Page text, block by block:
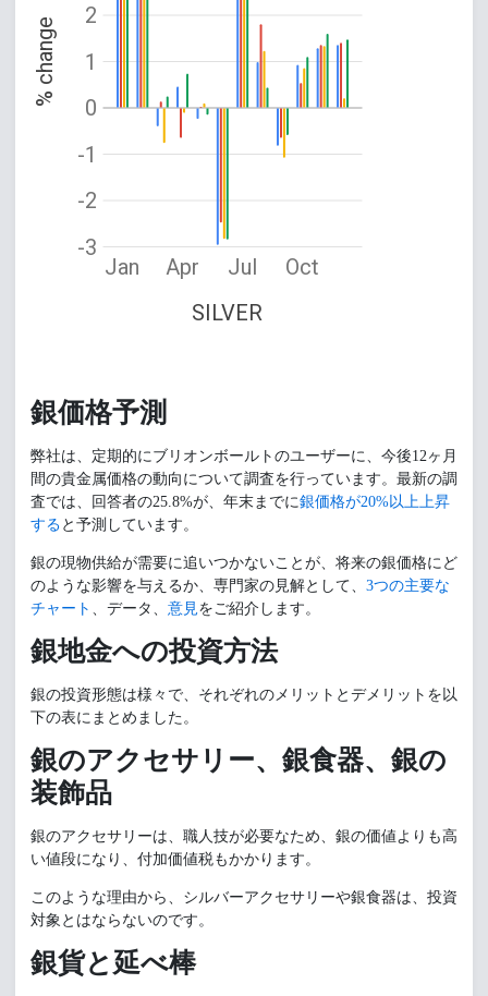
Jan Apr Jul
Oct
SILVER
-3
-2
-1
0
1
2
% change
銀価格予測
弊社は、定期的にブリオンボールトのユーザーに、今後12ヶ月
間の貴金属価格の動向について調査を行っています。最新の調
査では、回答者の25.8%が、年末までに銀価格が20%以上上昇
する と予測しています。
銀の現物供給が需要に追いつかないことが、将来の銀価格にど
のような影響を与えるか、専門家の見解として、 3つの主要な
チャート
、データ、 意見をご紹介します。
銀地金への投資方法
銀の投資形態は様々で、それぞれのメリットとデメリットを以
下の表にまとめました。
銀のアクセサリー、銀食器、銀の
装飾品
銀のアクセサリーは、職人技が必要なため、銀の価値よりも高
い値段になり、付加価値税もかかります。
このような理由から、シルバーアクセサリーや銀食器は、投資
対象とはならないのです。
銀貨と延べ棒